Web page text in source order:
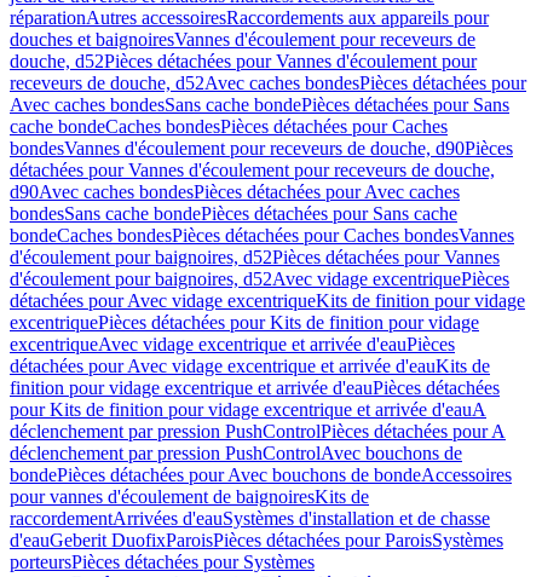
réparationAutres accessoiresRaccordements aux appareils pour
douches et baignoiresVannes d'écoulement pour receveurs de
douche, d52Pièces détachées pour Vannes d'écoulement pour
receveurs de douche, d52Avec caches bondesPièces détachées pour
Avec caches bondesSans cache bondePièces détachées pour Sans
cache bondeCaches bondesPièces détachées pour Caches
bondesVannes d'écoulement pour receveurs de douche, d90Pièces
détachées pour Vannes d'écoulement pour receveurs de douche,
d90Avec caches bondesPièces détachées pour Avec caches
bondesSans cache bondePièces détachées pour Sans cache
bondeCaches bondesPièces détachées pour Caches bondesVannes
d'écoulement pour baignoires, d52Pièces détachées pour Vannes
d'écoulement pour baignoires, d52Avec vidage excentriquePièces
détachées pour Avec vidage excentriqueKits de finition pour vidage
excentriquePièces détachées pour Kits de finition pour vidage
excentriqueAvec vidage excentrique et arrivée d'eauPièces
détachées pour Avec vidage excentrique et arrivée d'eauKits de
finition pour vidage excentrique et arrivée d'eauPièces détachées
pour Kits de finition pour vidage excentrique et arrivée d'eauA
déclenchement par pression PushControlPièces détachées pour A
déclenchement par pression PushControlAvec bouchons de
bondePièces détachées pour Avec bouchons de bondeAccessoires
pour vannes d'écoulement de baignoiresKits de
raccordementArrivées d'eauSystèmes d'installation et de chasse
d'eauGeberit DuofixParoisPièces détachées pour ParoisSystèmes
porteursPièces détachées pour Systèmes